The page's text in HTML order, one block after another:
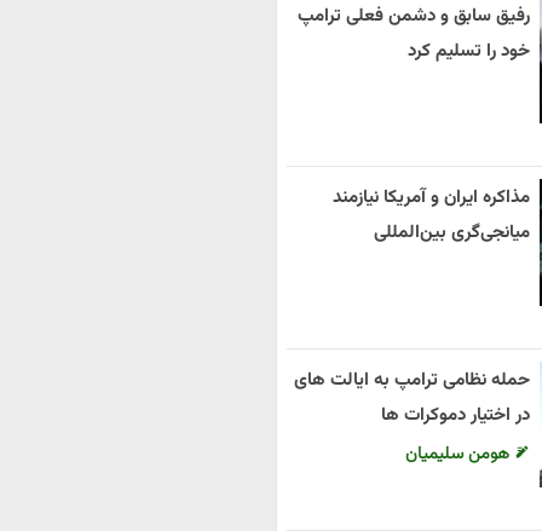
رفیق سابق و دشمن فعلی ترامپ
خود را تسلیم کرد
مذاکره ایران و آمریکا نیازمند
میانجی‌گری بین‌المللی
حمله نظامی ترامپ به ایالت های
در اختیار دموکرات ها
هومن سلیمیان